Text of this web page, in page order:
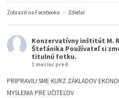
Zobraziť na Facebooku · Zdieľať
Konzervatívny inštitút M.
Štefánika Používateľ si
titulnú fotku.
1 mesiac pred
PRIPRAVILI SME KURZ ZÁKLADOV
MYSLENIA PRE UČITEĽOV